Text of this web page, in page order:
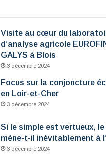
Visite au cœur du
d’analyse agricole
GALYS à Blois
3 décembre 2024
Focus sur la conjoncture
en Loir-et-Cher
3 décembre 2024
Si le simple est vertueux, le
mène-t-il inévitablement à
3 décembre 2024